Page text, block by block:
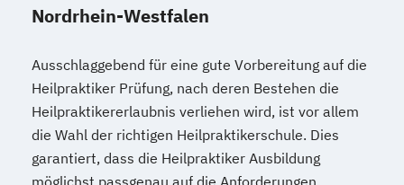
Nordrhein-Westfalen
Ausschlaggebend für eine gute Vorbereitung auf die
Heilpraktiker Prüfung, nach deren Bestehen die
Heilpraktikererlaubnis verliehen wird, ist vor allem
die Wahl der richtigen Heilpraktikerschule. Dies
garantiert, dass die Heilpraktiker Ausbildung